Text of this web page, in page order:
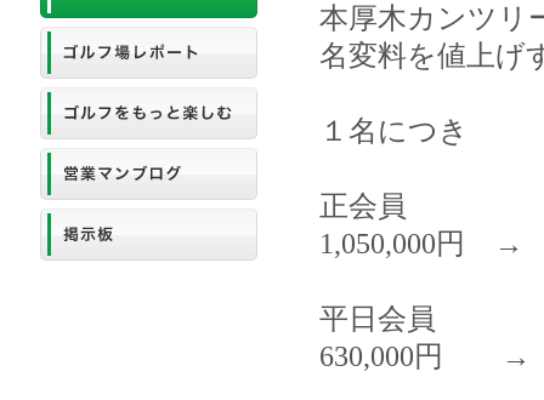
本厚木カンツリ
名変料を値上げ
１名につき
正会員
1,050,000円 →
平日会員
630,000円 →